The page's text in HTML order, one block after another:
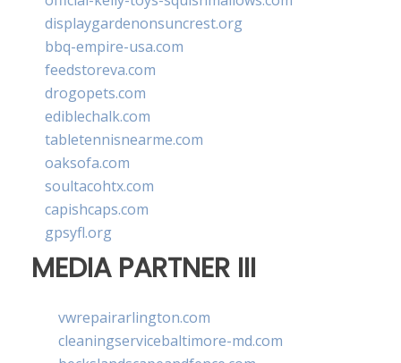
displaygardenonsuncrest.org
bbq-empire-usa.com
feedstoreva.com
drogopets.com
ediblechalk.com
tabletennisnearme.com
oaksofa.com
soultacohtx.com
capishcaps.com
gpsyfl.org
MEDIA PARTNER III
vwrepairarlington.com
cleaningservicebaltimore-md.com